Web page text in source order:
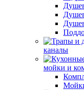
каналы
мойки и